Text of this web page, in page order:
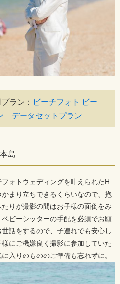
ラン： ビーチフォト ビー
データセットプラン
島
ォトウェディングを叶えられたH
まり立ちできるくらいなので、抱
りが撮影の間はお子様の面倒をみ
ビーシッターの手配を必須でお願
話をするので、子連れでも安心し
にご機嫌良く撮影に参加していた
入りのもののご準備も忘れずに。